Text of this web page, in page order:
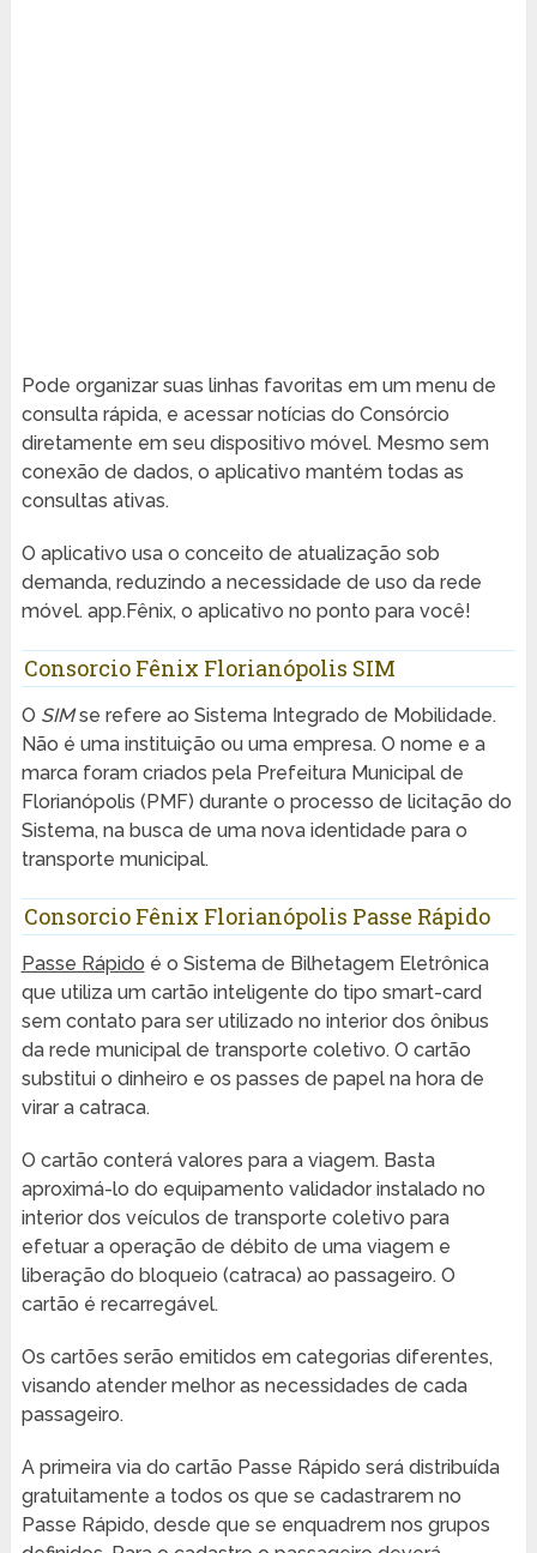
Pode organizar suas linhas favoritas em um menu de
consulta rápida, e acessar notícias do Consórcio
diretamente em seu dispositivo móvel. Mesmo sem
conexão de dados, o aplicativo mantém todas as
consultas ativas.
O aplicativo usa o conceito de atualização sob
demanda, reduzindo a necessidade de uso da rede
móvel. app.Fênix, o aplicativo no ponto para você!
Consorcio Fênix Florianópolis SIM
O SIMse refere ao Sistema Integrado de Mobilidade.
Não é uma instituição ou uma empresa. O nome e a
marca foram criados pela Prefeitura Municipal de
Florianópolis (PMF) durante o processo de licitação do
Sistema, na busca de uma nova identidade para o
transporte municipal.
Consorcio Fênix Florianópolis Passe Rápido
Passe Rápido é o Sistema de Bilhetagem Eletrônica
que utiliza um cartão inteligente do tipo smart-card
sem contato para ser utilizado no interior dos ônibus
da rede municipal de transporte coletivo. O cartão
substitui o dinheiro e os passes de papel na hora de
virar a catraca.
O cartão conterá valores para a viagem. Basta
aproximá-lo do equipamento validador instalado no
interior dos veículos de transporte coletivo para
efetuar a operação de débito de uma viagem e
liberação do bloqueio (catraca) ao passageiro. O
cartão é recarregável.
Os cartões serão emitidos em categorias diferentes,
visando atender melhor as necessidades de cada
passageiro.
A primeira via do cartão Passe Rápido será distribuída
gratuitamente a todos os que se cadastrarem no
Passe Rápido, desde que se enquadrem nos grupos